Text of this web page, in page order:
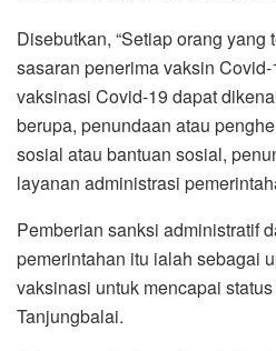
Dalam surat edaran Pemko
ditegaskan kepada seluruh
akan mengurus pelayanan
perizinan, seperti persetujuan
pengurusan surat tanah, dan
diwajibkan melampirkan
Berdasarkan informasi yang
Pencegahan dan Pengendalian
Tanjungbalai, H. Yadi Arianto.
17 November 2021 tercatat
yang sudah divaksin Dosis 1